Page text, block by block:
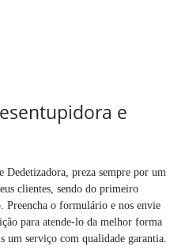
e
Dedetizadora, preza sempre por um
clientes, sendo do primeiro
Preencha o formulário e nos envie
para atende-lo da melhor forma
um serviço com qualidade garantia.